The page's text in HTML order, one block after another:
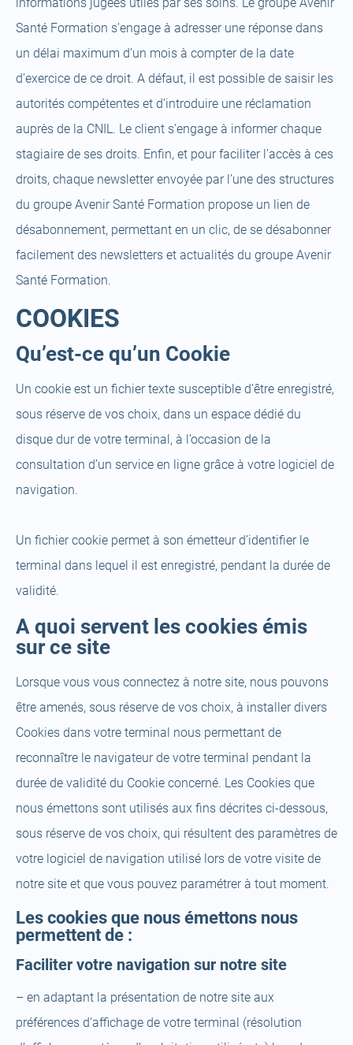
Santé Formation s’engage à adresser une réponse dans
un délai maximum d’un mois à compter de la date
d’exercice de ce droit. A défaut, il est possible de saisir les
autorités compétentes et d’introduire une réclamation
auprès de la CNIL. Le client s’engage à informer chaque
stagiaire de ses droits. Enfin, et pour faciliter l’accès à ces
droits, chaque newsletter envoyée par l’une des structures
du groupe Avenir Santé Formation propose un lien de
désabonnement, permettant en un clic, de se désabonner
facilement des newsletters et actualités du groupe Avenir
Santé Formation.
COOKIES
Qu’est-ce qu’un Cookie
Un cookie est un fichier texte susceptible d’être enregistré,
sous réserve de vos choix, dans un espace dédié du
disque dur de votre terminal, à l’occasion de la
consultation d’un service en ligne grâce à votre logiciel de
navigation.
Un fichier cookie permet à son émetteur d’identifier le
terminal dans lequel il est enregistré, pendant la durée de
validité.
A quoi servent les cookies émis
sur ce site
Lorsque vous vous connectez à notre site, nous pouvons
être amenés, sous réserve de vos choix, à installer divers
Cookies dans votre terminal nous permettant de
reconnaître le navigateur de votre terminal pendant la
durée de validité du Cookie concerné. Les Cookies que
nous émettons sont utilisés aux fins décrites ci-dessous,
sous réserve de vos choix, qui résultent des paramètres de
votre logiciel de navigation utilisé lors de votre visite de
notre site et que vous pouvez paramétrer à tout moment.
Les cookies que nous émettons nous
permettent de :
Faciliter votre navigation sur notre site
– en adaptant la présentation de notre site aux
préférences d’affichage de votre terminal (résolution